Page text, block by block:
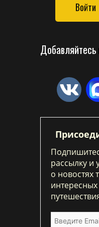
Войти
рассылку и
о новостях